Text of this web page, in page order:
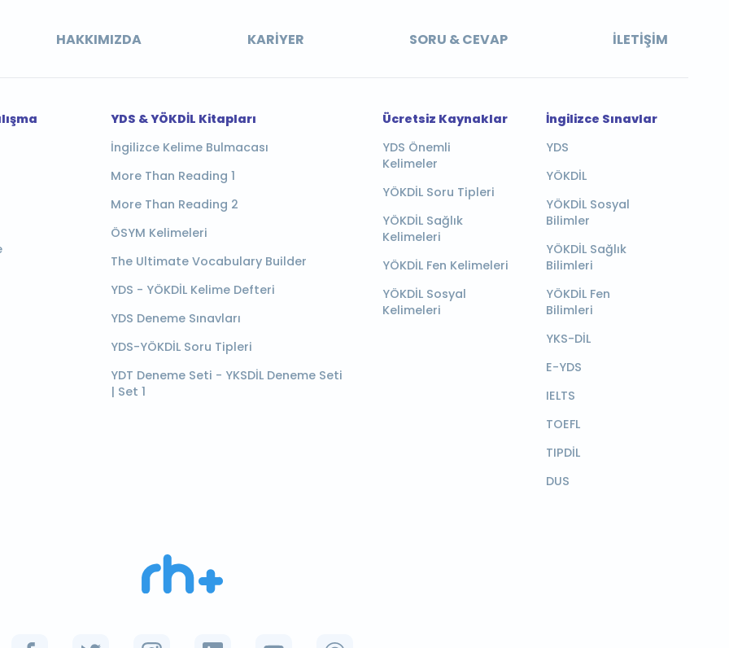
HAKKIMIZDA KARIYER SORU & CEVAP İLETIŞIM
YDS & YÖKDİL Kitapları
İngilizce Kelime Bulmacası
More Than Reading 1
More Than Reading 2
ÖSYM Kelimeleri
The Ultimate Vocabulary Builder
YDS - YÖKDİL Kelime Defteri
YDS Deneme Sınavları
YDS-YÖKDİL Soru Tipleri
YDT Deneme Seti - YKSDİL Deneme Seti
| Set 1
Ücretsiz Kaynaklar
YDS Önemli
Kelimeler
YÖKDİL Soru Tipleri
YÖKDİL Sağlık
Kelimeleri
YÖKDİL Fen Kelimeleri
YÖKDİL Sosyal
Kelimeleri
İngilizce Sınavlar
YDS
YÖKDİL
YÖKDİL Sosyal
Bilimler
YÖKDİL Sağlık
Bilimleri
YÖKDİL Fen
Bilimleri
YKS-DİL
E-YDS
IELTS
TOEFL
TIPDİL
DUS